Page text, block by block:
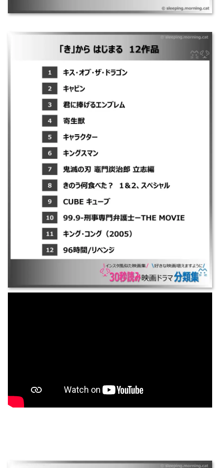
｜キス・オブ・ザ・ドラゴン ｜キャビン ｜君に捧げるエンブレム ｜寄生
獣 ｜キャラクター ｜キングスマン ｜鬼滅の刃 竈門炭治郎 立志編 ｜きの
う何食べた？ 1＆2、スペシャル ｜CUBE キューブ ｜99.9-刑事専門弁護
士ーTHE MOVIE ｜キング・コング（2005） ｜96時間/リベンジ